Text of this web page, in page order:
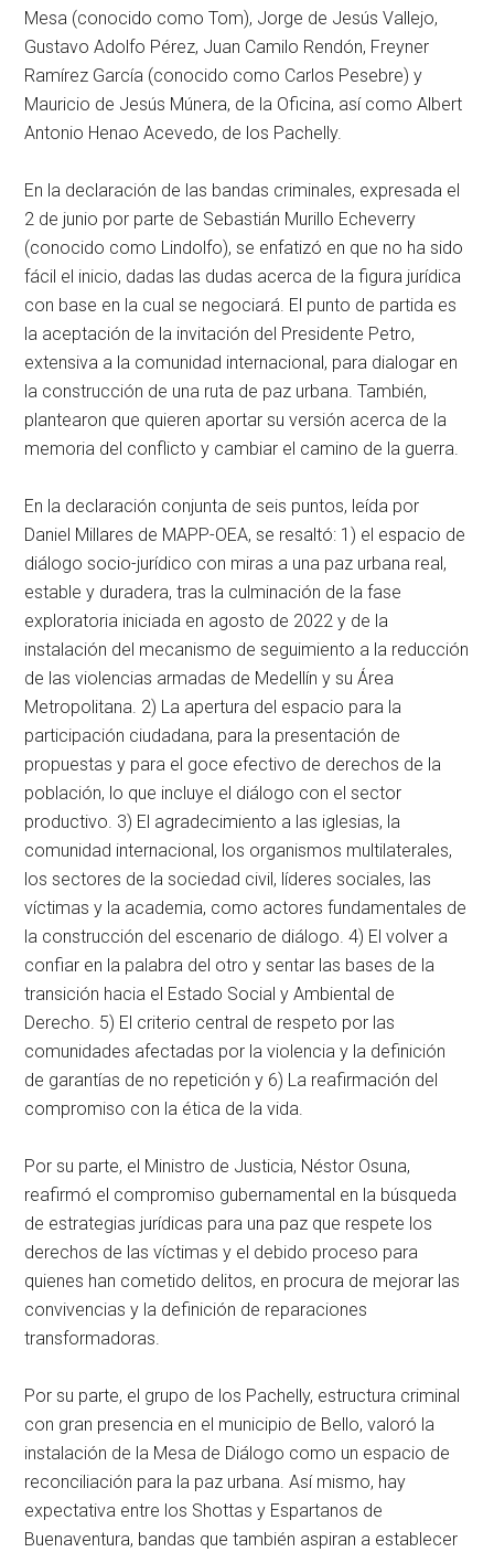
Mesa (conocido como Tom), Jorge de Jesús Vallejo,
Gustavo Adolfo Pérez, Juan Camilo Rendón, Freyner
Ramírez García (conocido como Carlos Pesebre) y
Mauricio de Jesús Múnera, de la Oficina, así como Albert
Antonio Henao Acevedo, de los Pachelly.
En la declaración de las bandas criminales, expresada el
2 de junio por parte de Sebastián Murillo Echeverry
(conocido como Lindolfo), se enfatizó en que no ha sido
fácil el inicio, dadas las dudas acerca de la figura jurídica
con base en la cual se negociará. El punto de partida es
la aceptación de la invitación del Presidente Petro,
extensiva a la comunidad internacional, para dialogar en
la construcción de una ruta de paz urbana. También,
plantearon que quieren aportar su versión acerca de la
memoria del conflicto y cambiar el camino de la guerra.
En la declaración conjunta de seis puntos, leída por
Daniel Millares de MAPP-OEA, se resaltó: 1) el espacio de
diálogo socio-jurídico con miras a una paz urbana real,
estable y duradera, tras la culminación de la fase
exploratoria iniciada en agosto de 2022 y de la
instalación del mecanismo de seguimiento a la reducción
de las violencias armadas de Medellín y su Área
Metropolitana. 2) La apertura del espacio para la
participación ciudadana, para la presentación de
propuestas y para el goce efectivo de derechos de la
población, lo que incluye el diálogo con el sector
productivo. 3) El agradecimiento a las iglesias, la
comunidad internacional, los organismos multilaterales,
los sectores de la sociedad civil, líderes sociales, las
víctimas y la academia, como actores fundamentales de
la construcción del escenario de diálogo. 4) El volver a
confiar en la palabra del otro y sentar las bases de la
transición hacia el Estado Social y Ambiental de
Derecho. 5) El criterio central de respeto por las
comunidades afectadas por la violencia y la definición
de garantías de no repetición y 6) La reafirmación del
compromiso con la ética de la vida.
Por su parte, el Ministro de Justicia, Néstor Osuna,
reafirmó el compromiso gubernamental en la búsqueda
de estrategias jurídicas para una paz que respete los
derechos de las víctimas y el debido proceso para
quienes han cometido delitos, en procura de mejorar las
convivencias y la definición de reparaciones
transformadoras.
Por su parte, el grupo de los Pachelly, estructura criminal
con gran presencia en el municipio de Bello, valoró la
instalación de la Mesa de Diálogo como un espacio de
reconciliación para la paz urbana. Así mismo, hay
expectativa entre los Shottas y Espartanos de
Buenaventura, bandas que también aspiran a establecer